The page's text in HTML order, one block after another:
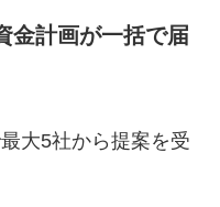
金計画が一括で届
大5社から提案を受